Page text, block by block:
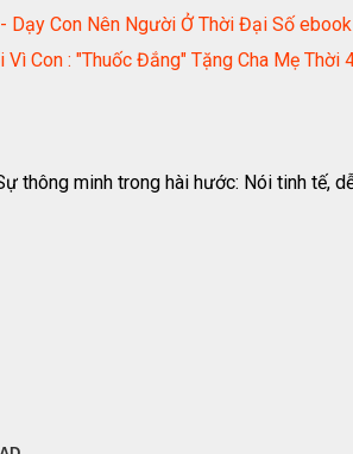
Dạy Con Nên Người Ở Thời Đại Số
Vì Con : "Thuốc Đắng" Tặng Cha Mẹ Thời
thông minh trong hài hước: Nói tinh tế,